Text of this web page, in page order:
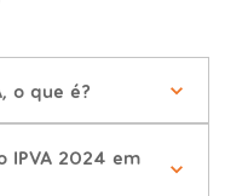
o que é?
IPVA 2024 em